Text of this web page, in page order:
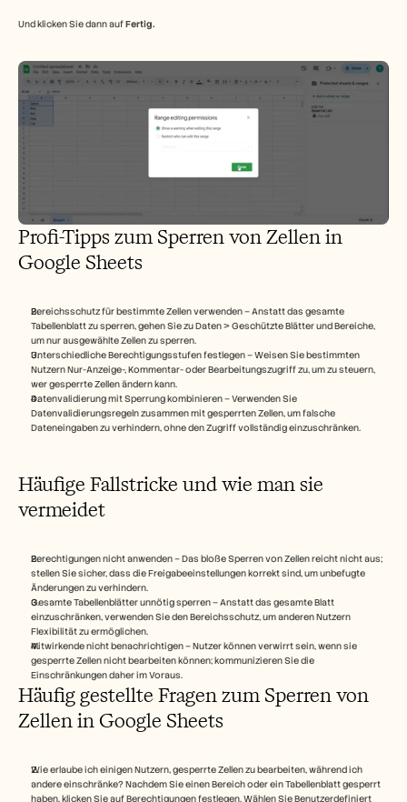
Und klicken Sie dann auf Fertig.
Profi-Tipps zum Sperren von Zellen in
Google Sheets
Bereichsschutz für bestimmte Zellen verwenden – Anstatt das gesamte
Tabellenblatt zu sperren, gehen Sie zu Daten > Geschützte Blätter und Bereiche,
um nur ausgewählte Zellen zu sperren.
Unterschiedliche Berechtigungsstufen festlegen – Weisen Sie bestimmten
Nutzern Nur-Anzeige-, Kommentar- oder Bearbeitungszugriff zu, um zu steuern,
wer gesperrte Zellen ändern kann.
Datenvalidierung mit Sperrung kombinieren – Verwenden Sie
Datenvalidierungsregeln zusammen mit gesperrten Zellen, um falsche
Dateneingaben zu verhindern, ohne den Zugriff vollständig einzuschränken.
Häufige Fallstricke und wie man sie
vermeidet
Berechtigungen nicht anwenden – Das bloße Sperren von Zellen reicht nicht aus;
stellen Sie sicher, dass die Freigabeeinstellungen korrekt sind, um unbefugte
Änderungen zu verhindern.
Gesamte Tabellenblätter unnötig sperren – Anstatt das gesamte Blatt
einzuschränken, verwenden Sie den Bereichsschutz, um anderen Nutzern
Flexibilität zu ermöglichen.
Mitwirkende nicht benachrichtigen – Nutzer können verwirrt sein, wenn sie
gesperrte Zellen nicht bearbeiten können; kommunizieren Sie die
Einschränkungen daher im Voraus.
Häufig gestellte Fragen zum Sperren von
Zellen in Google Sheets
Wie erlaube ich einigen Nutzern, gesperrte Zellen zu bearbeiten, während ich
andere einschränke? Nachdem Sie einen Bereich oder ein Tabellenblatt gesperrt
haben, klicken Sie auf Berechtigungen festlegen. Wählen Sie Benutzerdefiniert